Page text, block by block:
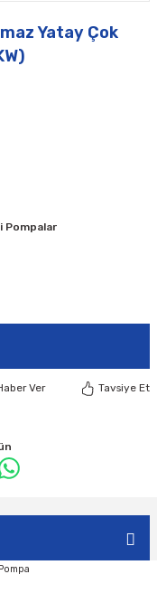
Yatay Çok
Pompalar
Ver Tavsiye Et